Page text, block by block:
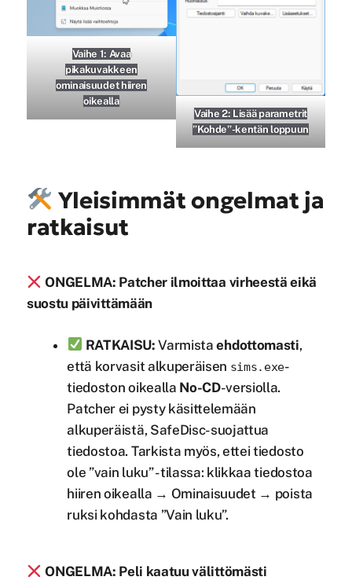
Vaihe 1: Avaa
pikakuvakkeen
ominaisuudet hiiren
oikealla
Vaihe 2: Lisää parametrit
”Kohde”-kentän loppuun
Yleisimmät ongelmat ja
ratkaisut
ONGELMA: Patcher ilmoittaa virheestä eikä
suostu päivittämään
RATKAISU: Varmistaehdottomasti,
että korvasit alkuperäisen sims.exe-
tiedoston oikealla No-CD-versiolla.
Patcher ei pysty käsittelemään
alkuperäistä, SafeDisc-suojattua
tiedostoa. Tarkista myös, ettei tiedosto
ole ”vain luku” -tilassa: klikkaa tiedostoa
hiiren oikealla → Ominaisuudet → poista
ruksi kohdasta ”Vain luku”.
ONGELMA: Peli kaatuu välittömästi